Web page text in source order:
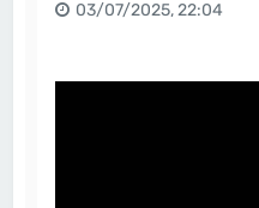
03/07/2025, 22:04